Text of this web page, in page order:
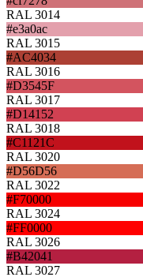
RAL 3014
#e3a0ac
RAL 3015
#AC4034
RAL 3016
#D3545F
RAL 3017
#D14152
RAL 3018
#C1121C
RAL 3020
#D56D56
RAL 3022
#F70000
RAL 3024
#FF0000
RAL 3026
#B42041
RAL 3027